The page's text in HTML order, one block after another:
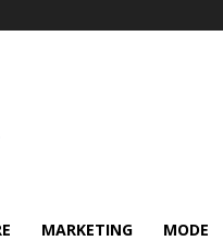
MARKETING MODE